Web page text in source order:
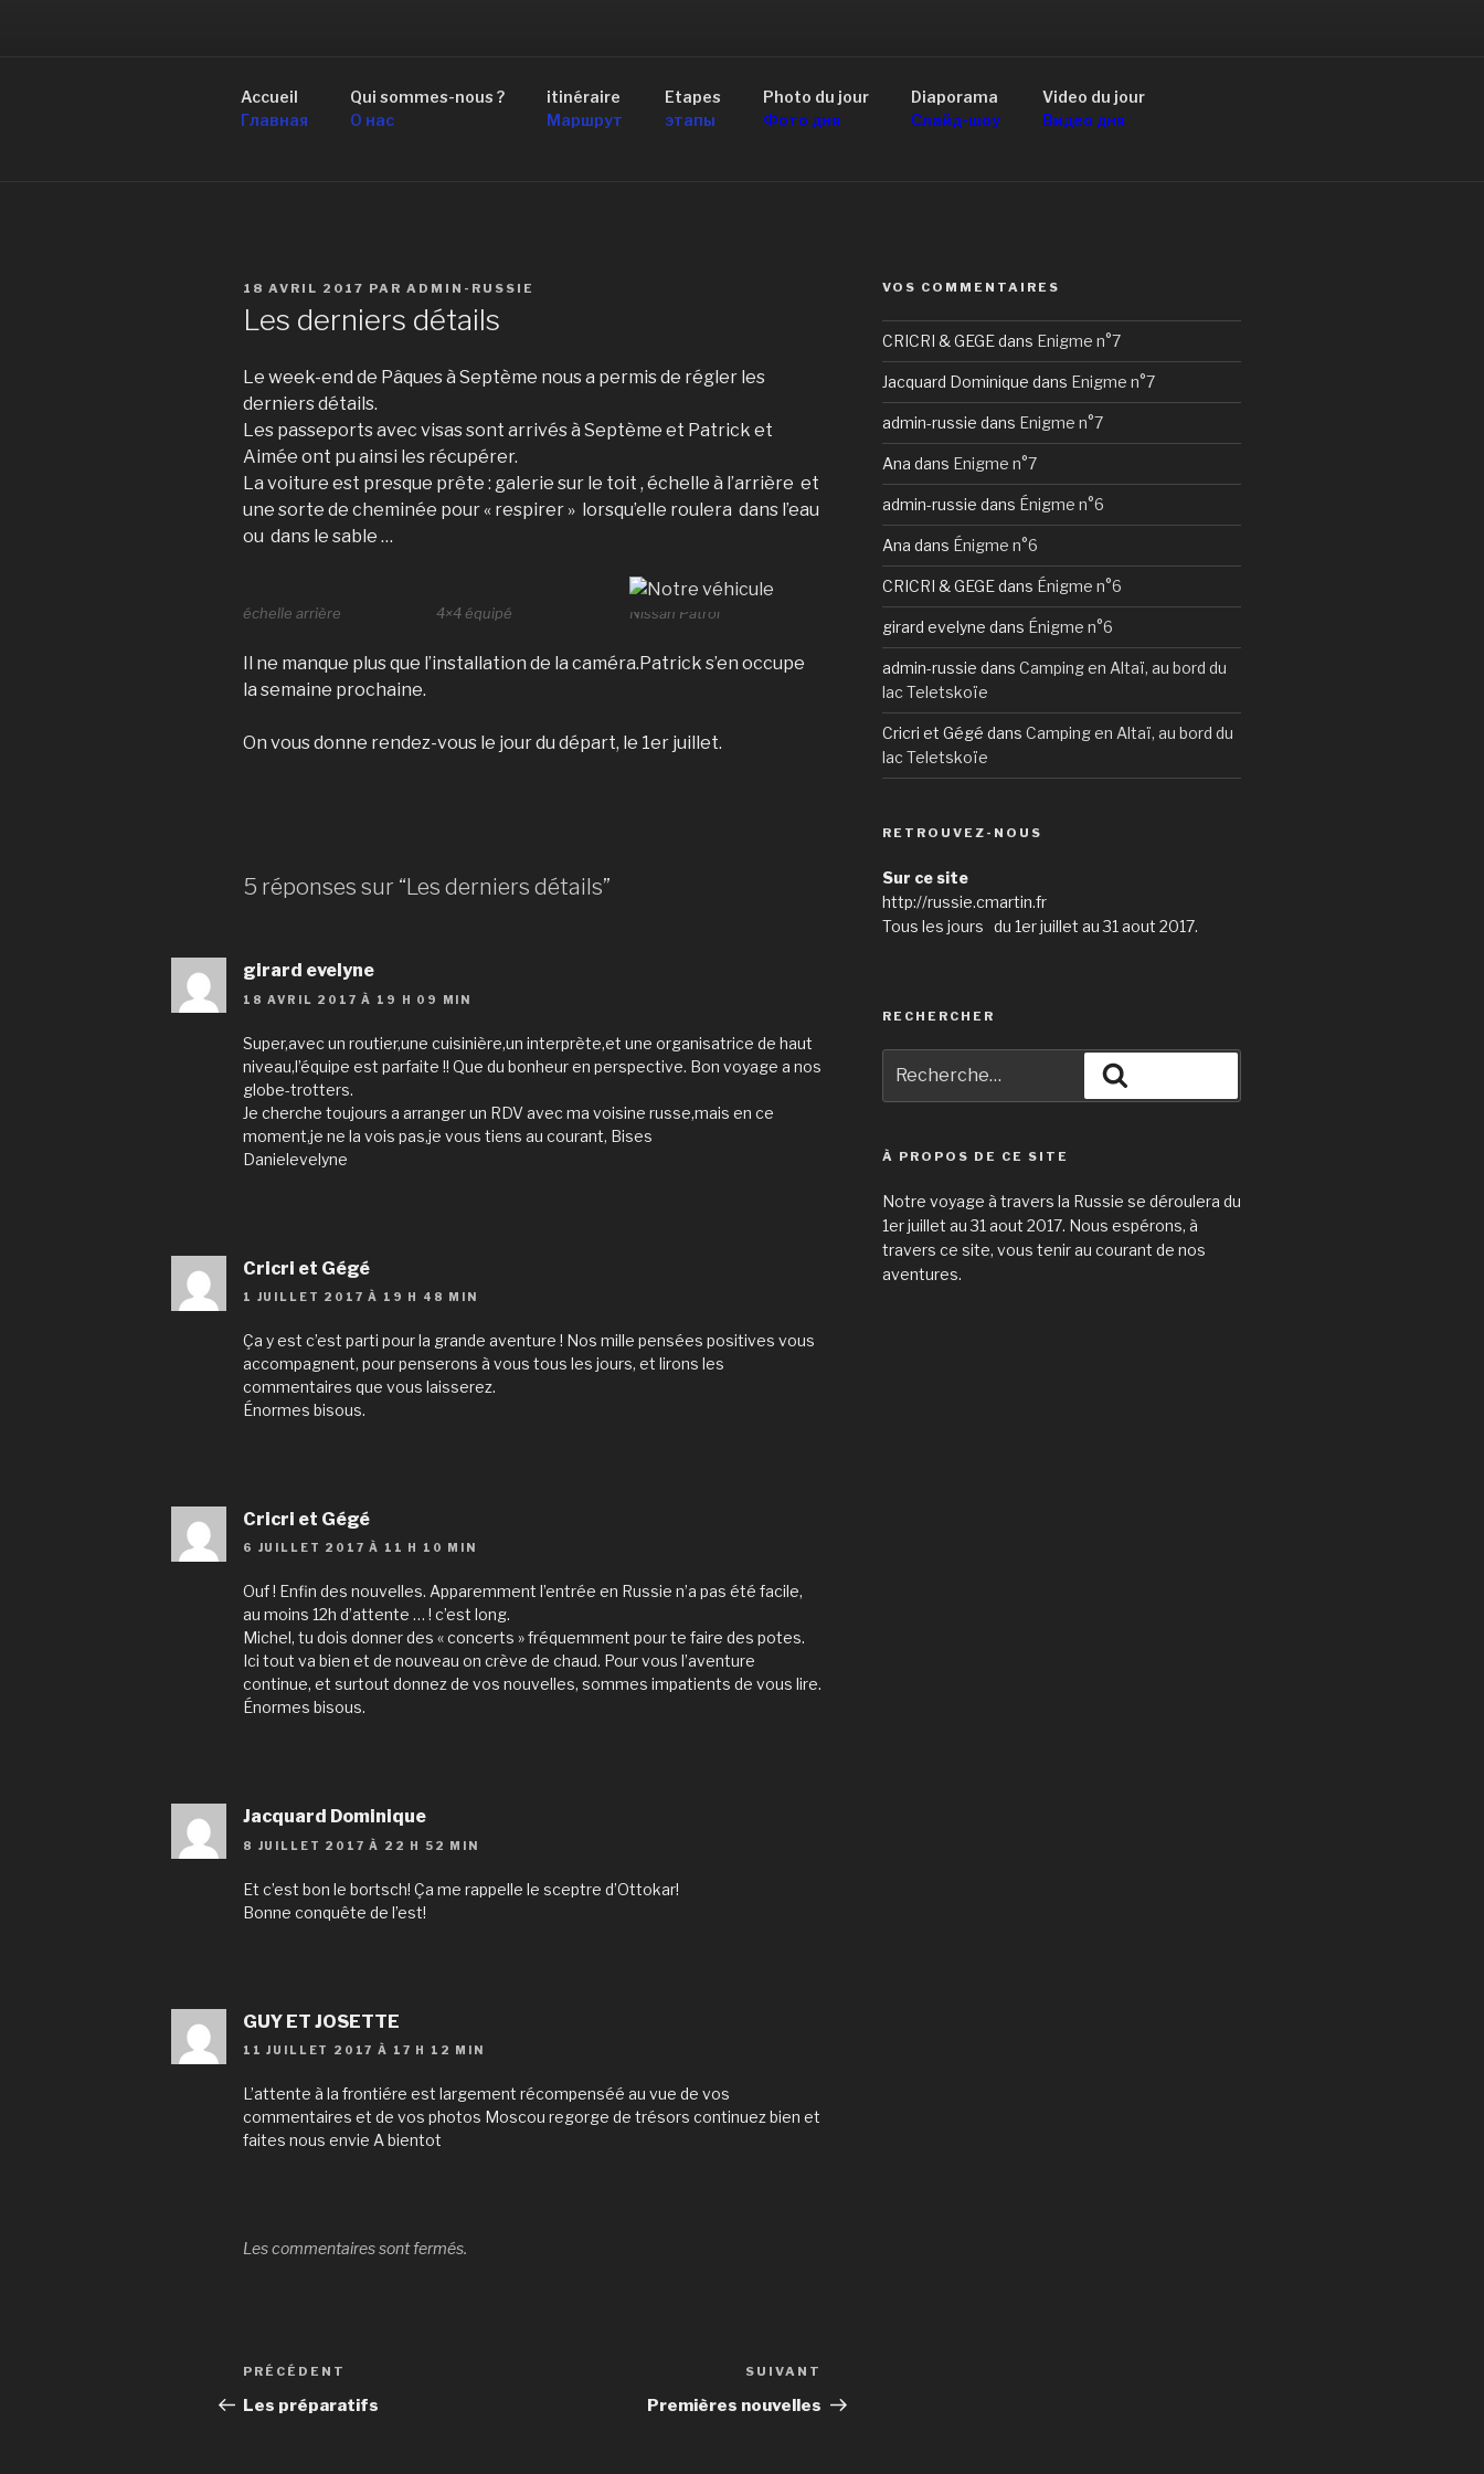
RAID 4×4 RUSSIE
de Moscou au Lac Baïkal
Accueil
Главная
Qui sommes-nous ?
О нас
itinéraire
Маршрут
Etapes
этапы
Photo du jour
Фото дня
Diaporama
Слайд-шоу
Video du jour
Видео дня
PUBLIÉ
18 AVRIL 2017 PAR ADMIN-RUSSIE
Les derniers détails
Le week-end de Pâques à Septème nous a permis de régler les
derniers détails.
Les passeports avec visas sont arrivés à Septème et Patrick et
Aimée ont pu ainsi les récupérer.
La voiture est presque prête : galerie sur le toit , échelle à l’arrière et
une sorte de cheminée pour « respirer » lorsqu’elle roulera dans l’eau
ou dans le sable …
échelle arrière 4×4 équipé Nissan Patrol
Il ne manque plus que l’installation de la caméra.Patrick s’en occupe
la semaine prochaine.
On vous donne rendez-vous le jour du départ, le 1er juillet.
5 réponses sur “Les derniers détails”
girard evelyne
18 AVRIL 2017 À 19 H 09 MIN
Super,avec un routier,une cuisinière,un interprète,et une organisatrice de haut
niveau,l’équipe est parfaite !! Que du bonheur en perspective. Bon voyage a nos
globe-trotters.
Je cherche toujours a arranger un RDV avec ma voisine russe,mais en ce
moment,je ne la vois pas,je vous tiens au courant, Bises
Danielevelyne
Cricri et Gégé
1 JUILLET 2017 À 19 H 48 MIN
Ça y est c’est parti pour la grande aventure ! Nos mille pensées positives vous
accompagnent, pour penserons à vous tous les jours, et lirons les
commentaires que vous laisserez.
Énormes bisous.
Cricri et Gégé
6 JUILLET 2017 À 11 H 10 MIN
Ouf ! Enfin des nouvelles. Apparemment l’entrée en Russie n’a pas été facile,
au moins 12h d’attente … ! c’est long.
Michel, tu dois donner des « concerts » fréquemment pour te faire des potes.
Ici tout va bien et de nouveau on crève de chaud. Pour vous l’aventure
continue, et surtout donnez de vos nouvelles, sommes impatients de vous lire.
Énormes bisous.
Jacquard Dominique
8 JUILLET 2017 À 22 H 52 MIN
Et c’est bon le bortsch! Ça me rappelle le sceptre d’Ottokar!
Bonne conquête de l’est!
GUY ET JOSETTE
11 JUILLET 2017 À 17 H 12 MIN
L’attente à la frontiére est largement récompenséé au vue de vos
commentaires et de vos photos Moscou regorge de trésors continuez bien et
faites nous envie A bientot
Les commentaires sont fermés.
Navigation
de
Article
précédent
PRÉCÉDENT
Les préparatifs
suivant
SUIVANT
Premières nouvelles
VOS COMMENTAIRES
CRICRI & GEGEdans Enigme n°7
Jacquard Dominique dans Enigme n°7
admin-russie dans Enigme n°7
Ana dans Enigme n°7
admin-russie dans Énigme n°6
Ana dans Énigme n°6
CRICRI & GEGEdans Énigme n°6
girard evelyne dans Énigme n°6
admin-russie dans Camping en Altaï, au bord du
lac Teletskoïe
Cricri et Gégé dans Camping en Altaï, au bord du
lac Teletskoïe
RETROUVEZ-NOUS
Sur ce site
http://russie.cmartin.fr
Tous les jours du 1er juillet au 31 aout 2017.
RECHERCHER
pour
:
À PROPOS DE CE SITE
Notre voyage à travers la Russie se déroulera du
1er juillet au 31 aout 2017. Nous espérons, à
travers ce site, vous tenir au courant de nos
aventures.